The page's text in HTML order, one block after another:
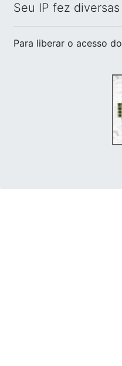
Seu IP fez
Para liberar o acesso